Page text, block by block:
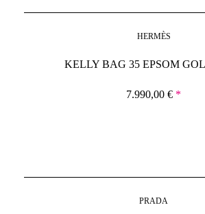
HERMÈS
KELLY BAG 35 EPSOM
7.990,00 € *
PRADA